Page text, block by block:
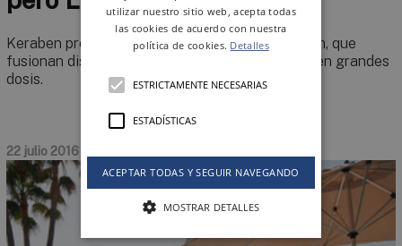
Keraben presenta sus nuevos formatos Premium, que
fusionan diseño, estilo, naturalidad y elegancia en grandes
dosis.
22 julio 2016
utilizar nuestro sitio web, acepta todas
las cookies de acuerdo con nuestra
política de cookies. Detalles
ESTRICTAMENTE NECESARIAS
ESTADÍSTICAS
ACEPTAR TODAS Y SEGUIR NAVEGANDO
MOSTRAR DETALLES